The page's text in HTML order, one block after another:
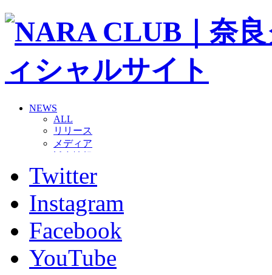
NEWS
ALL
リリース
メディア
グッズ
ファンコミュニティ
ホームタウン
コラム
その他
TEAM
2026/27トップチーム
2026/27トップチームスタッフ
Twitter
Instagram
Facebook
YouTube